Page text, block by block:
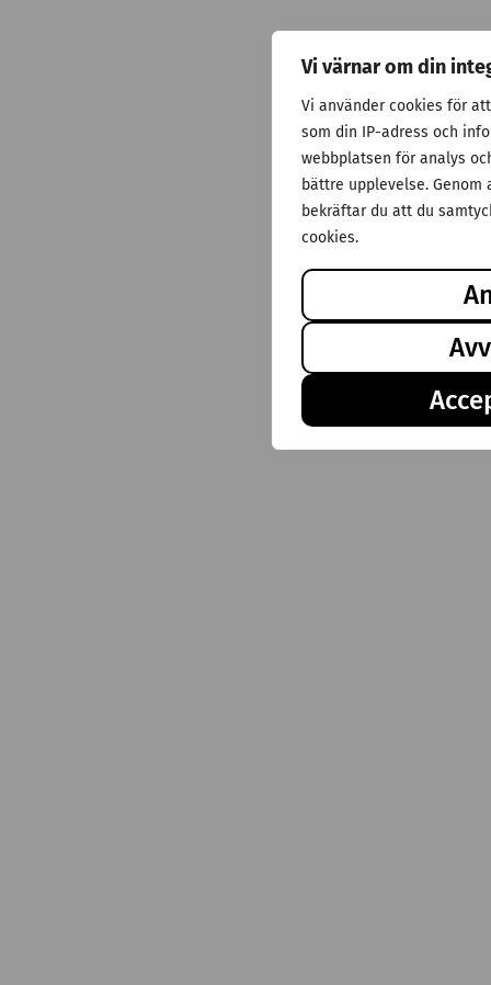
Vi värnar om din
Vi använder cookies för
som din IP-adress och
webbplatsen för analys
bättre upplevelse.
bekräftar du att du
cookies.